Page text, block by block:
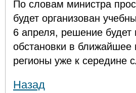
По словам министра
будет организован
6 апреля, решение будет
обстановки в
регионы уже к
Назад